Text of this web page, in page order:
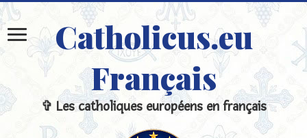
Catholicus.eu
Français
✞ Les catholiques européens en français